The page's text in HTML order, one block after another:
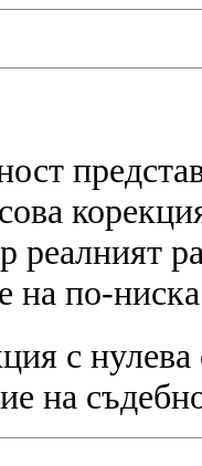
реалният
на по-
с
на